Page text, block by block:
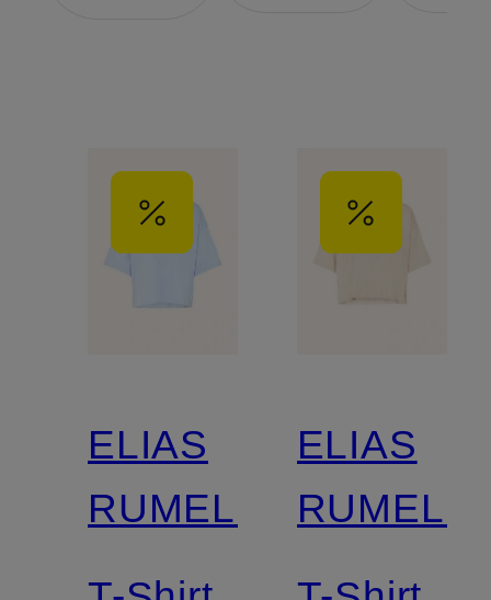
ELIAS
RUMELIS
ELIAS
RUMELIS